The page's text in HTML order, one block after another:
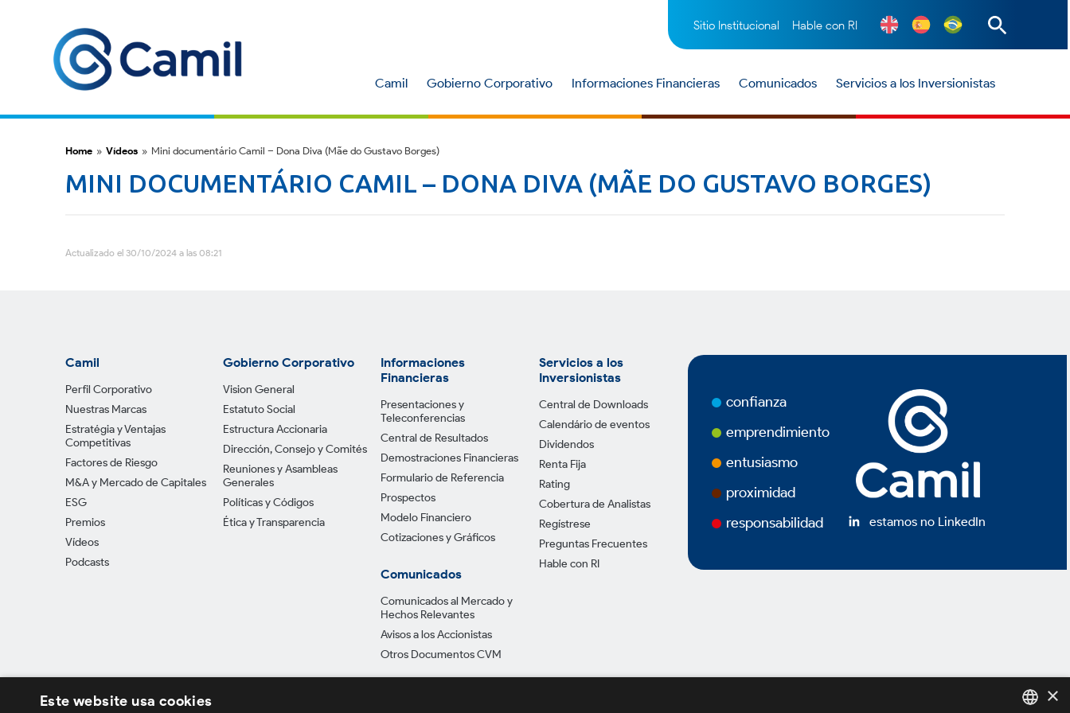
Sitio Institucional Hable con RI
Camil Gobierno Corporativo Informaciones Financieras Comunicados Servicios a los Inversionistas
Home » Vídeos » Mini documentário Camil – Dona Diva (Mãe do Gustavo Borges)
MINI DOCUMENTÁRIO CAMIL – DONA DIVA (MÃE DO GUSTAVO BORGES)
Actualizado el 30/10/2024 a las 08:21
Camil
Perfil Corporativo
Nuestras Marcas
Estratégia y Ventajas
Competitivas
Factores de Riesgo
M&A y Mercado de Capitales
ESG
Premios
Vídeos
Podcasts
Gobierno Corporativo
Vision General
Estatuto Social
Estructura Accionaria
Dirección, Consejo y Comités
Reuniones y Asambleas
Generales
Políticas y Códigos
Ética y Transparencia
Informaciones
Financieras
Presentaciones y
Teleconferencias
Central de Resultados
Demostraciones Financieras
Formulario de Referencia
Prospectos
Modelo Financiero
Cotizaciones y Gráficos
Comunicados
Comunicados al Mercado y
Hechos Relevantes
Avisos a los Accionistas
Otros Documentos CVM
Servicios a los
Inversionistas
Central de Downloads
Calendário de eventos
Dividendos
Renta Fija
Rating
Cobertura de Analistas
Regístrese
Preguntas Frecuentes
Hable con RI
confianza
emprendimiento
entusiasmo
proximidad
responsabilidad
estamos no LinkedIn
×
Este website usa cookies